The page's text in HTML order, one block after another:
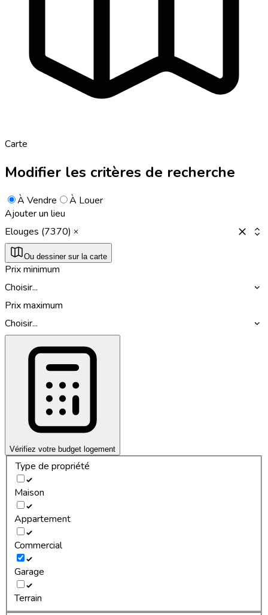
Carte
Modifier les critères de recherche
À Vendre
À Louer
Ajouter un lieu
Elouges (7370)
Ou dessiner sur la carte
Prix minimum
Choisir...
Prix maximum
Choisir...
Vérifiez votre budget logement
Type de propriété
Maison
Appartement
Commercial
Garage
Terrain